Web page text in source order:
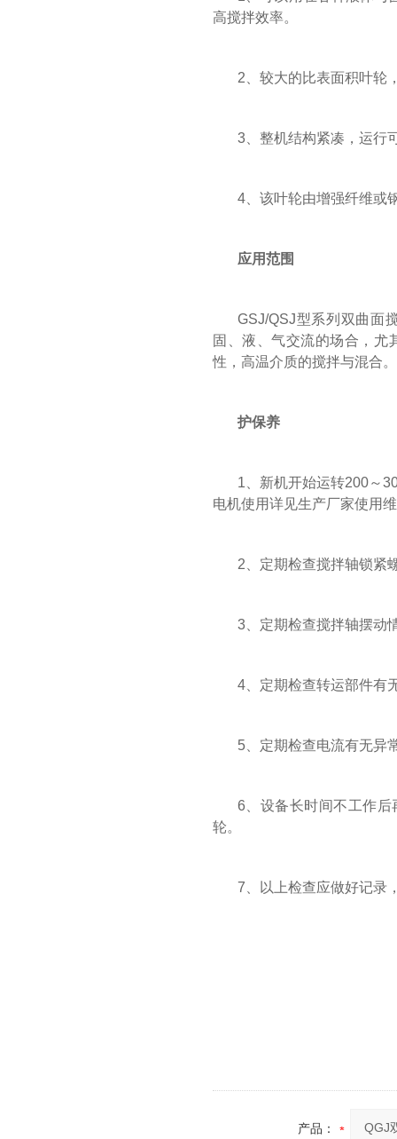
高搅拌效率。
2、较大的比表面积叶轮
3、整机结构紧凑，运行
4、该叶轮由增强纤维或
应用范围
GSJ/QSJ型系列双曲面
固、液、气交流的场合，尤
性，高温介质的搅拌与混合。
护保养
1、新机开始运转200～
电机使用详见生产厂家使用
2、定期检查搅拌轴锁紧
3、定期检查搅拌轴摆动
4、定期检查转运部件有
5、定期检查电流有无异
6、设备长时间不工作
轮。
7、以上检查应做好记录
产品：